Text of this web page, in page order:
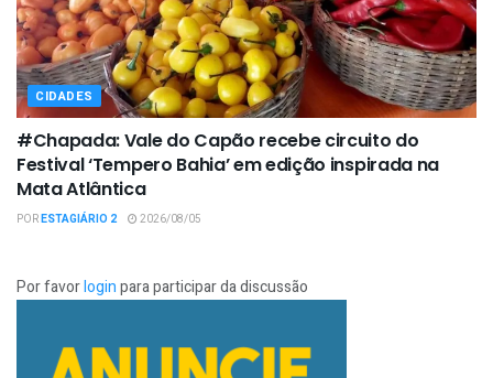
CIDADES
#Chapada: Vale do Capão recebe circuito do
Festival ‘Tempero Bahia’ em edição inspirada na
Mata Atlântica
PORESTAGIÁRIO 2 2026/08/05
Por favorloginpara participar da discussão